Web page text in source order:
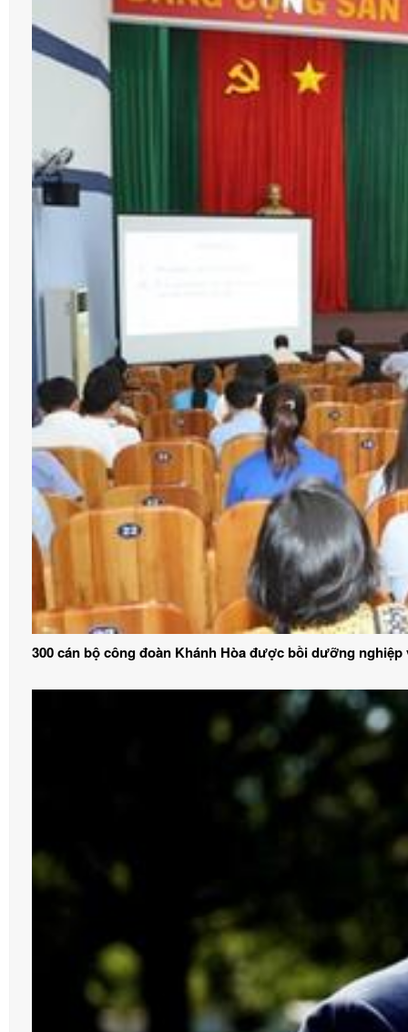
300 cán bộ công đoàn Khánh Hòa được bồi dưỡng